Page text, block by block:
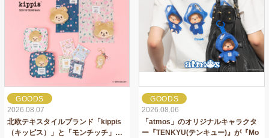
GOODS
2026.08.07
北欧テキスタイルブランド「kippis
（キッピス）」と「モンチッチ」…
GOODS
2026.08.06
「atmos」のオリジナルキャラクタ
ー『TENKYU(テンキュー)』が『Mo